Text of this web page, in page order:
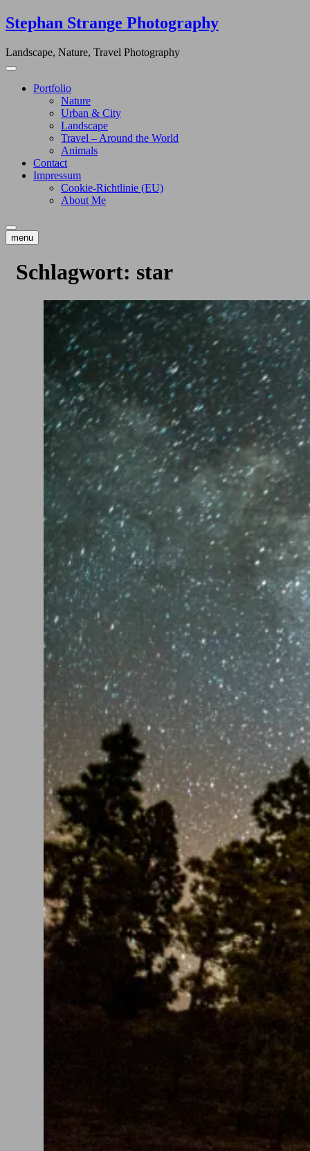
Skip
to
Stephan Strange Photography
Landscape, Nature, Travel Photography
Portfolio
Nature
Urban & City
Landscape
Travel – Around the World
Animals
Contact
Impressum
Cookie-Richtlinie (EU)
About Me
menu
Schlagwort: star